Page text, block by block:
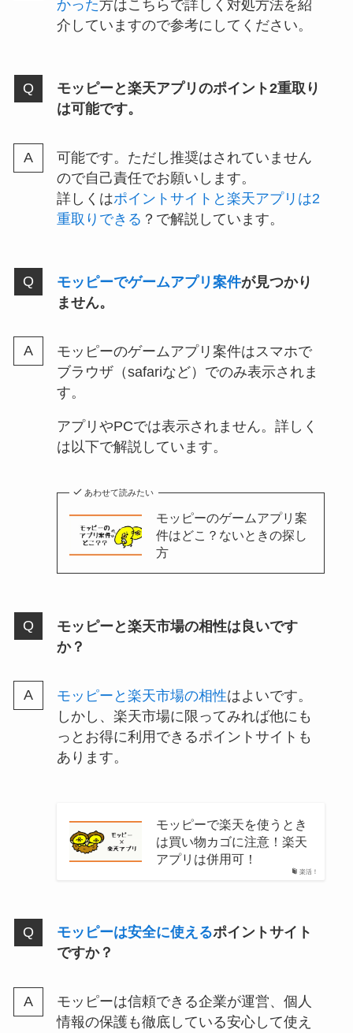
かった方はこちらで詳しく対処方法を紹
介していますので参考にしてください。
モッピーと楽天アプリのポイント2重取り
は可能です。
可能です。ただし推奨はされていません
ので自己責任でお願いします。
詳しくはポイントサイトと楽天アプリは2
重取りできる ？で解説しています。
モッピーでゲームアプリ案件が見つかり
ません。
モッピーのゲームアプリ案件はスマホで
ブラウザ（safariなど）でのみ表示されま
す。
アプリやPCでは表示されません。詳しく
は以下で解説しています。
あわせて読みたい
モッピーのゲームアプリ案
件はどこ？ないときの探し
方
モッピーと楽天市場の相性は良いです
か？
モッピーと楽天市場の相性はよいです。
しかし、楽天市場に限ってみれば他にも
っとお得に利用できるポイントサイトも
あります。
楽活！
モッピーで楽天を使うとき
は買い物カゴに注意！楽天
アプリは併用可！
モッピーは安全に使えるポイントサイト
ですか？
モッピーは信頼できる企業が運営、個人
情報の保護も徹底している安心して使え